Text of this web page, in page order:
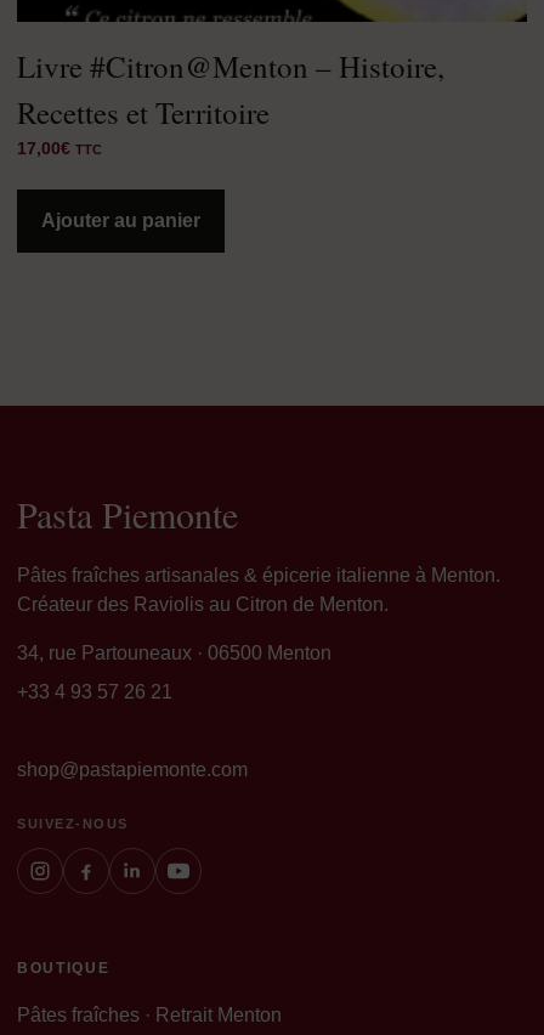
Livre #Citron@Menton – Histoire,
Recettes et Territoire
17,00€ TTC
Ajouter au panier
Pasta Piemonte
Pâtes fraîches artisanales & épicerie italienne à Menton.
Créateur des Raviolis au Citron de Menton.
34, rue Partouneaux · 06500 Menton
+33 4 93 57 26 21
shop@pastapiemonte.com
SUIVEZ-NOUS
BOUTIQUE
Pâtes fraîches · Retrait Menton